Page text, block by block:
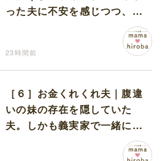
った夫に不安を感じつつ、友
人から誘われたアニメフェス
23時間前
［６］お金くれくれ夫｜腹違
いの妹の存在を隠していた
夫。しかも義実家で一緒に暮
らすことになり困惑する妻